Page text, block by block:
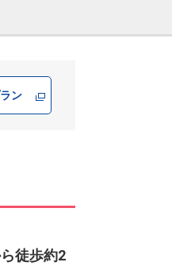
ン
徒歩約2